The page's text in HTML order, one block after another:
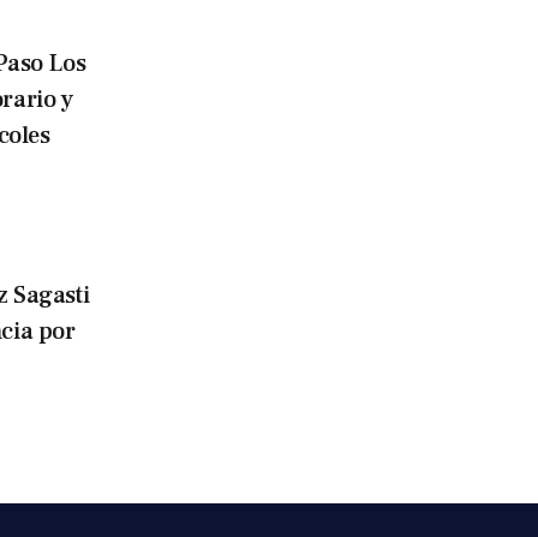
Los
y
Sagasti
por